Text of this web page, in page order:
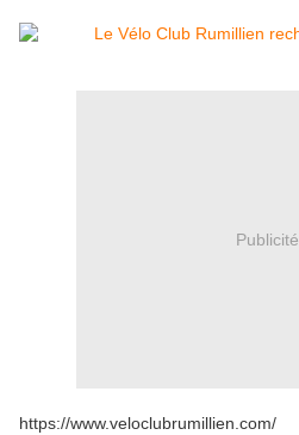
Publicité
https://www.veloclubrumillien.com/